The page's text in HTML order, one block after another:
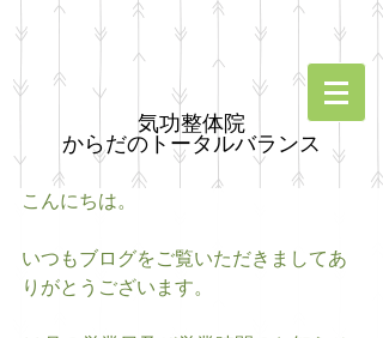
気功整体院
からだのトータルバランス
こんにちは。
いつもブログをご覧いただきましてあ
りがとうございます。